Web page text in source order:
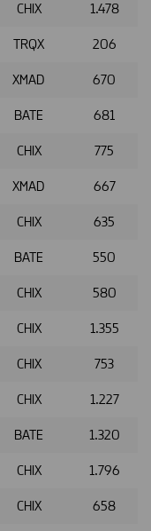
CHIX 1.478
TRQX 206
XMAD 670
BATE 681
CHIX 775
XMAD 667
CHIX 635
BATE 550
CHIX 580
CHIX 1.355
CHIX 753
CHIX 1.227
BATE 1.320
CHIX 1.796
CHIX 658